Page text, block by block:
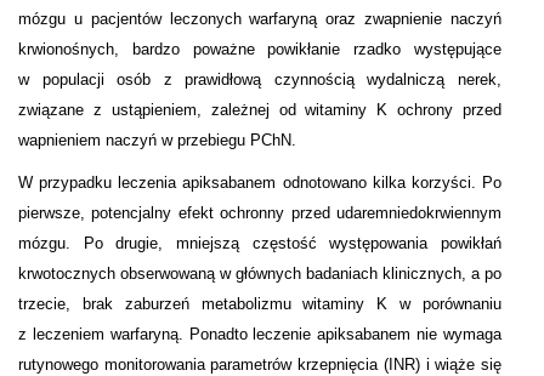
mózgu u pacjentów leczonych warfaryną oraz zwapnienie naczyń
krwionośnych, bardzo poważne powikłanie rzadko występujące
w populacji osób z prawidłową czynnością wydalniczą nerek,
związane z ustąpieniem, zależnej od witaminy K ochrony przed
wapnieniem naczyń w przebiegu PChN.
W przypadku leczenia apiksabanem odnotowano kilka korzyści. Po
pierwsze, potencjalny efekt ochronny przed udaremniedokrwiennym
mózgu. Po drugie, mniejszą częstość występowania powikłań
krwotocznych obserwowaną w głównych badaniach klinicznych, a po
trzecie, brak zaburzeń metabolizmu witaminy K w porównaniu
z leczeniem warfaryną. Ponadto leczenie apiksabanem nie wymaga
rutynowego monitorowania parametrów krzepnięcia (INR) i wiąże się